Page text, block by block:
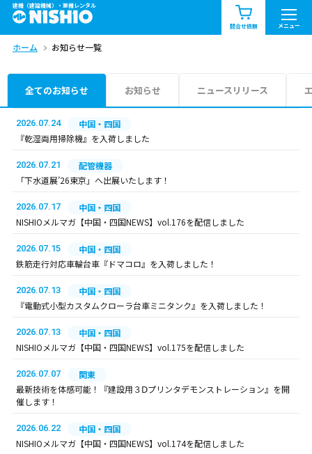
建機（建設機械）・重機レンタル
問合せ依頼 メニュー
商品一覧 お知らせ一覧
問合せ依頼リスト
エリア情報を見る
ホーム お知らせ一覧
全てのお知らせ お知らせ ニュースリリース
2026.07.24
中国・四国
『乾湿両用掃除機』を入荷しました
2026.07.21
配管機器
「下水道展’26東京」へ出展いたします！
2026.07.17
中国・四国
NISHIOメルマガ【中国・四国NEWS】vol.176を配信しました
2026.07.15
中国・四国
鉄筋走行対応車輪台車『ドマコロ』を入荷しました！
2026.07.13
中国・四国
『電動式小型カスタムクローラ台車ミニタンク』を入荷しました！
2026.07.13
中国・四国
NISHIOメルマガ【中国・四国NEWS】vol.175を配信しました
2026.07.07
関東
最新技術を体感可能！『建設用３Ⅾプリンタデモンストレーション』を開
催します！
2026.06.22
中国・四国
NISHIOメルマガ【中国・四国NEWS】vol.174を配信しました